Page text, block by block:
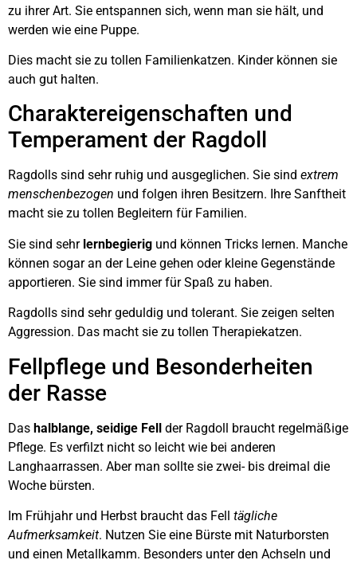
zu ihrer Art. Sie entspannen sich, wenn man sie hält, und
werden wie eine Puppe.
Dies macht sie zu tollen Familienkatzen. Kinder können sie
auch gut halten.
Charaktereigenschaften und
Temperament der Ragdoll
Ragdolls sind sehr ruhig und ausgeglichen. Sie sind extrem
menschenbezogen und folgen ihren Besitzern. Ihre Sanftheit
macht sie zu tollen Begleitern für Familien.
Sie sind sehr lernbegierig und können Tricks lernen. Manche
können sogar an der Leine gehen oder kleine Gegenstände
apportieren. Sie sind immer für Spaß zu haben.
Ragdolls sind sehr geduldig und tolerant. Sie zeigen selten
Aggression. Das macht sie zu tollen Therapiekatzen.
Fellpflege und Besonderheiten
der Rasse
Das halblange, seidige Fell der Ragdoll braucht regelmäßige
Pflege. Es verfilzt nicht so leicht wie bei anderen
Langhaarrassen. Aber man sollte sie zwei- bis dreimal die
Woche bürsten.
Im Frühjahr und Herbst braucht das Fell tägliche
Aufmerksamkeit. Nutzen Sie eine Bürste mit Naturborsten
und einen Metallkamm. Besonders unter den Achseln und